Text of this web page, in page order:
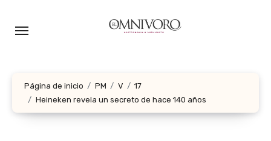
Página de inicio PM V
17
Heineken revela un secreto de hace 140 años